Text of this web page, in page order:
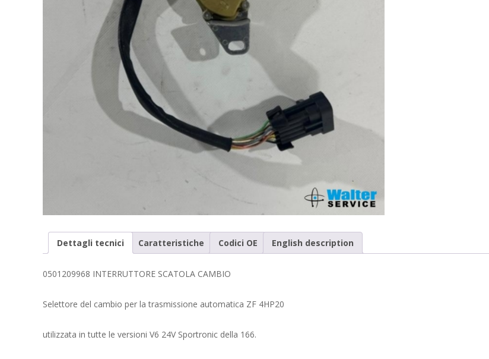
Dettagli tecnici Caratteristiche Codici OE English description
0501209968 INTERRUTTORE SCATOLA CAMBIO
Selettore del cambio per la trasmissione automatica ZF 4HP20
utilizzata in tutte le versioni V6 24V Sportronic della 166.